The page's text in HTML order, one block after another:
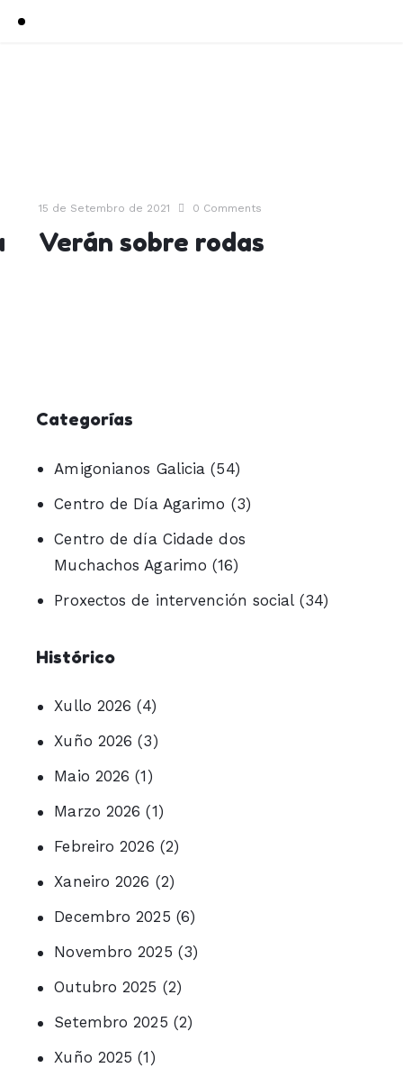
15 de Setembro de 2021 0 Comments
Verán sobre rodas
Categorías
Amigonianos Galicia (54)
Centro de Día Agarimo (3)
Centro de día Cidade dos
Muchachos Agarimo (16)
Proxectos de intervención social(34)
Histórico
Xullo 2026 (4)
Xuño 2026 (3)
Maio 2026 (1)
Marzo 2026 (1)
Febreiro 2026 (2)
Xaneiro 2026 (2)
Decembro 2025 (6)
Novembro 2025 (3)
Outubro 2025 (2)
Setembro 2025 (2)
Xuño 2025 (1)